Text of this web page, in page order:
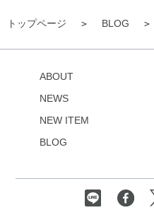
トップページ BLOG
ABOUT
NEWS
NEW ITEM
BLOG